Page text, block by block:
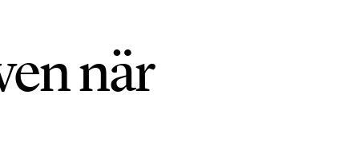
när